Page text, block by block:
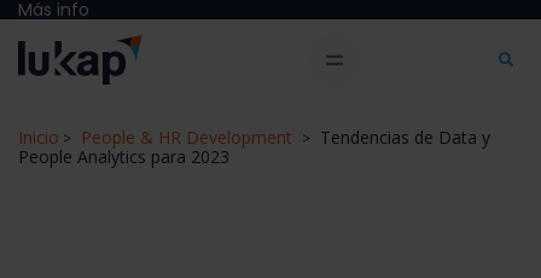
Más info
Inicio > People & HR Development > Tendencias de Data y
People Analytics para 2023